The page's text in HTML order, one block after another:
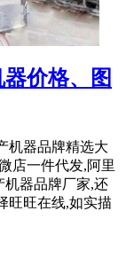
价格、图
机器品牌精选大
店一件代发,阿里
机器品牌厂家,还
旺旺在线,如实描